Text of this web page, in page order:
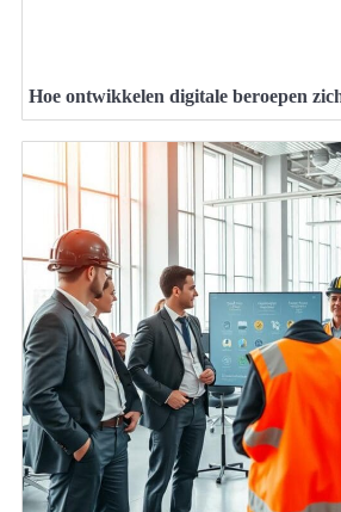
Hoe ontwikkelen digitale beroepen